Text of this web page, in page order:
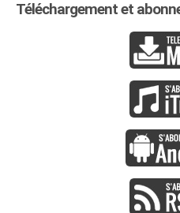
Téléchargement et